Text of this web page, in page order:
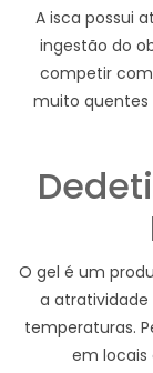
A isca possui
ingestão do
competir com
muito quentes
O gel é um
a atratividade
temperaturas.
em locais